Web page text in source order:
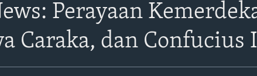
Perayaan
Caraka, dan Confucius